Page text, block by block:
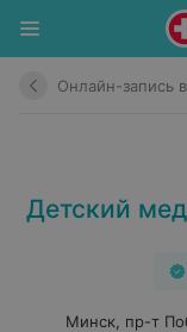
Онлайн-запись
Детский
Минск, пр-т